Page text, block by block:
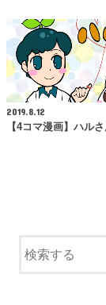
2019.8.12
【4コマ漫画】ハル